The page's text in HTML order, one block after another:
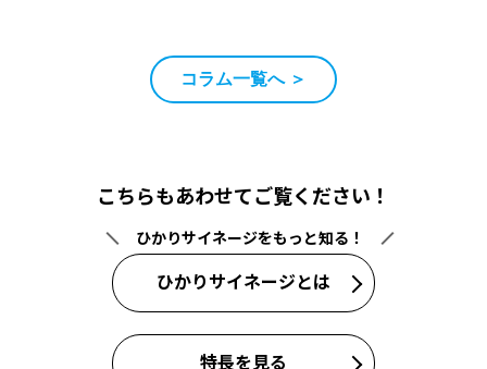
コラム一覧へ ＞
こちらもあわせてご覧ください！
ひかりサイネージをもっと知る！
ひかりサイネージとは
特長を見る